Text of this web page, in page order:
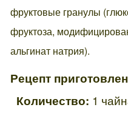
фруктовые гранулы
фруктоза,
альгинат натрия).
Рецепт
Количество: 1